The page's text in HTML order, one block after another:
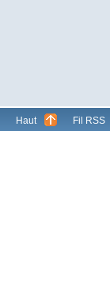
Haut Fil RSS